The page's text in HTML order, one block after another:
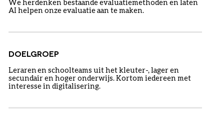
We herdenken bestaande evaluatiemethoden en laten
AI helpen onze evaluatie aan te maken.
DOELGROEP
Leraren en schoolteams uit het kleuter-, lager en
secundair en hoger onderwijs. Kortom iedereen met
interesse in digitalisering.